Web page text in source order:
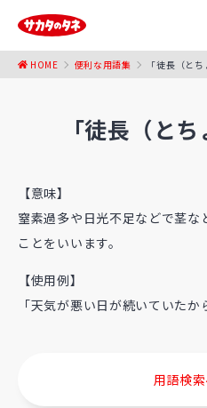
HOME 便利な用語集 「徒長（と
「徒長（と
【意味】
窒素過多や日光不足などで茎な
ことをいいます。
【使用例】
「天気が悪い日が続いていたか
用語検